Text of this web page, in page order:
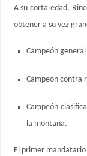
A su corta edad,
obtener a su vez
Campeón
Campeón contra
Campeón
la montaña.
El primer